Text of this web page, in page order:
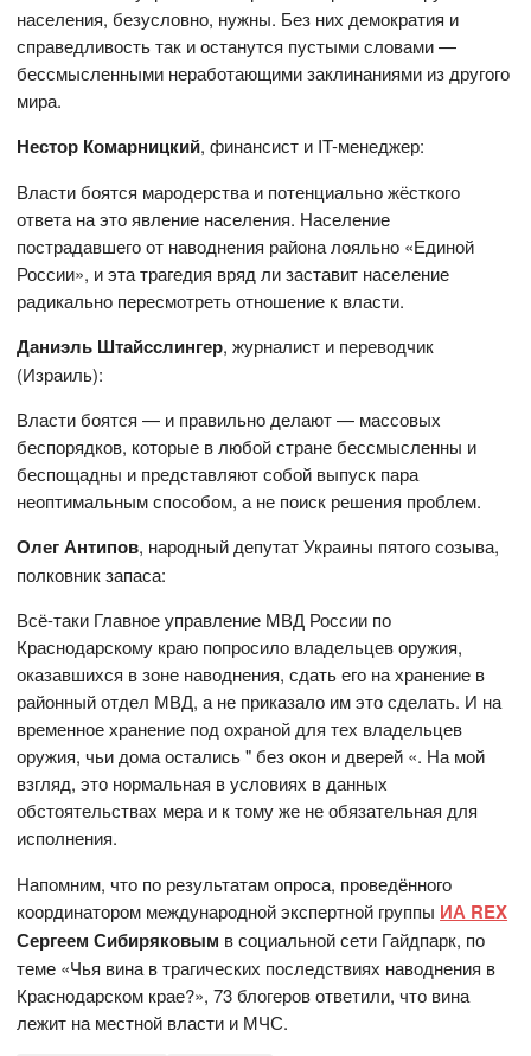
населения, безусловно, нужны. Без них демократия и
справедливость так и останутся пустыми словами —
бессмысленными неработающими заклинаниями из другого
мира.
Нестор Комарницкий, финансист и IT-менеджер:
Власти боятся мародерства и потенциально жёсткого
ответа на это явление населения. Население
пострадавшего от наводнения района лояльно «Единой
России», и эта трагедия вряд ли заставит население
радикально пересмотреть отношение к власти.
Даниэль Штайсслингер, журналист и переводчик
(Израиль):
Власти боятся — и правильно делают — массовых
беспорядков, которые в любой стране бессмысленны и
беспощадны и представляют собой выпуск пара
неоптимальным способом, а не поиск решения проблем.
Олег Антипов, народный депутат Украины пятого созыва,
полковник запаса:
Всё-таки Главное управление МВД России по
Краснодарскому краю попросило владельцев оружия,
оказавшихся в зоне наводнения, сдать его на хранение в
районный отдел МВД, а не приказало им это сделать. И на
временное хранение под охраной для тех владельцев
оружия, чьи дома остались " без окон и дверей «. На мой
взгляд, это нормальная в условиях в данных
обстоятельствах мера и к тому же не обязательная для
исполнения.
Напомним, что по результатам опроса, проведённого
координатором международной экспертной группы ИА REX
Сергеем Сибиряковым в социальной сети Гайдпарк, по
теме «Чья вина в трагических последствиях наводнения в
Краснодарском крае?», 73 блогеров ответили, что вина
лежит на местной власти и МЧС.